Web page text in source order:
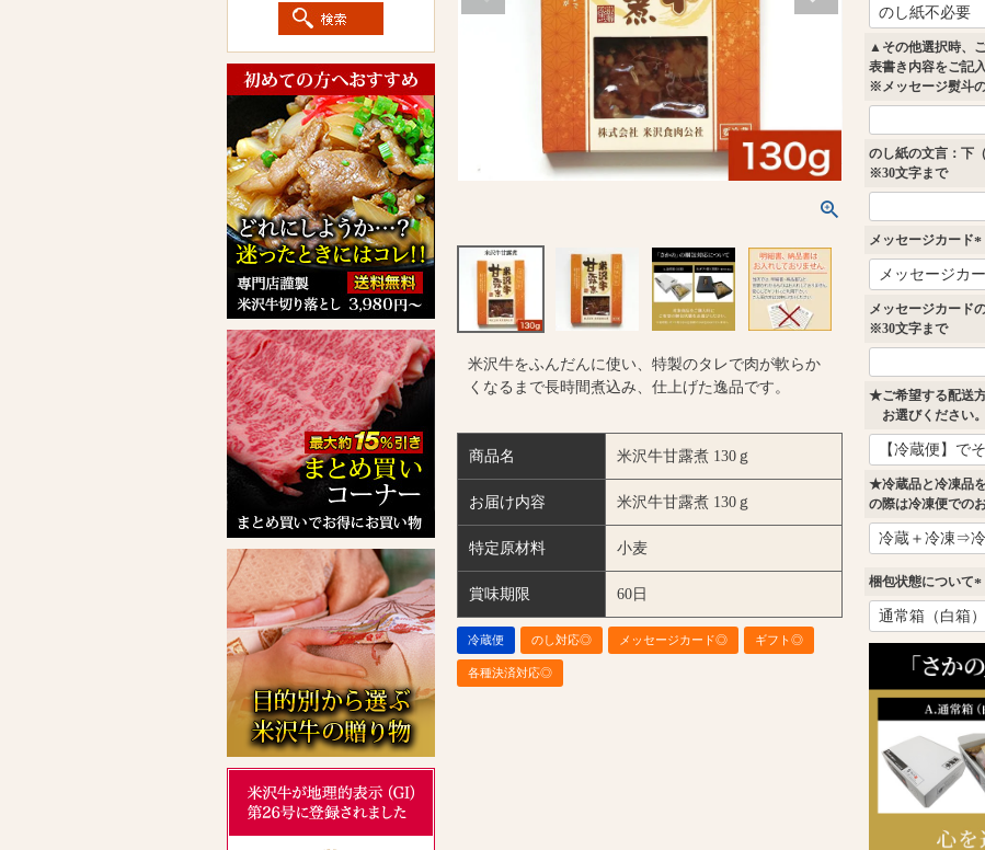
米沢牛をふんだんに使い、特製のタレで肉が軟らか
くなるまで長時間煮込み、仕上げた逸品です。
商品名 米沢牛甘露煮 130ｇ
お届け内容 米沢牛甘露煮 130ｇ
特定原材料 小麦
賞味期限 60日
冷蔵便 のし対応◎ メッセージカード◎ ギフト◎
各種決済対応◎
▲その他選択時、
表書き内容をご記
※メッセージ熨斗
のし紙の文言：下
※30文字まで
メッセージカード
(
メッセージカード
※30文字まで
★ご希望する配送
お選びください。
★冷蔵品と冷凍品
の際は冷凍便での
梱包状態について
(
必
)